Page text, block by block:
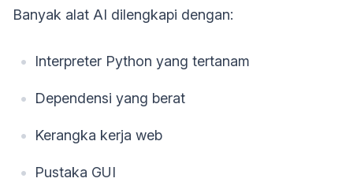
Banyak alat AI dilengkapi dengan:
Interpreter Python yang tertanam
Dependensi yang berat
Kerangka kerja web
Pustaka GUI